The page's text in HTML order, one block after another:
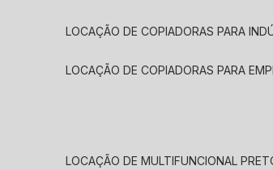
LOCAÇÃO DE COPIADORAS PARA
LOCAÇÃO DE COPIADORAS PARA
LOCAÇÃO DE MULTIFUNCIONAL